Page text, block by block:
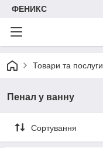
ФЕНИКС
Товари та послуги
Пенал у ванну
Сортування